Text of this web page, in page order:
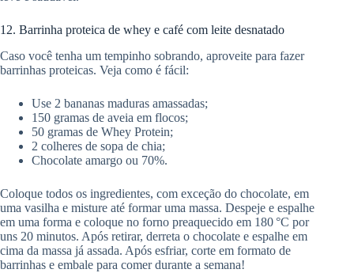
12. Barrinha proteica de whey e café com leite desnatado
Caso você tenha um tempinho sobrando, aproveite para fazer
barrinhas proteicas. Veja como é fácil:
Use 2 bananas maduras amassadas;
150 gramas de aveia em flocos;
50 gramas de Whey Protein;
2 colheres de sopa de chia;
Chocolate amargo ou 70%.
Coloque todos os ingredientes, com exceção do chocolate, em
uma vasilha e misture até formar uma massa. Despeje e espalhe
em uma forma e coloque no forno preaquecido em 180 °C por
uns 20 minutos. Após retirar, derreta o chocolate e espalhe em
cima da massa já assada. Após esfriar, corte em formato de
barrinhas e embale para comer durante a semana!